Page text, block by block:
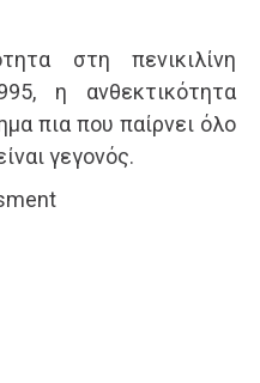
στη πενικιλίνη
η ανθεκτικότητα
πια που παίρνει όλο
γεγονός.